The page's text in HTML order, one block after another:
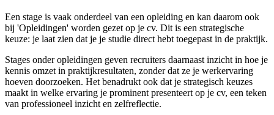
Een stage is vaak onderdeel van een opleiding en kan daarom ook
bij 'Opleidingen' worden gezet op je cv. Dit is een strategische
keuze: je laat zien dat je je studie direct hebt toegepast in de praktijk.
Stages onder opleidingen geven recruiters daarnaast inzicht in hoe je
kennis omzet in praktijkresultaten, zonder dat ze je werkervaring
hoeven doorzoeken. Het benadrukt ook dat je strategisch keuzes
maakt in welke ervaring je prominent presenteert op je cv, een teken
van professioneel inzicht en zelfreflectie.